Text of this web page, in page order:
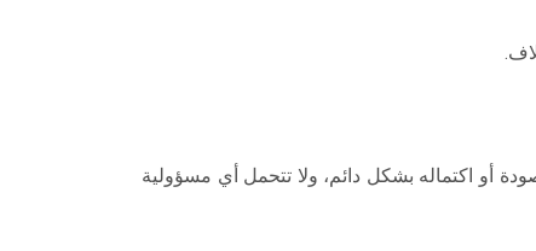
أو اكتماله بشكل دائم، ولا تتحمل أي مسؤولية